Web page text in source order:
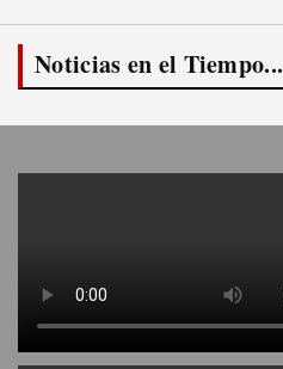
Noticias en el Tiempo...